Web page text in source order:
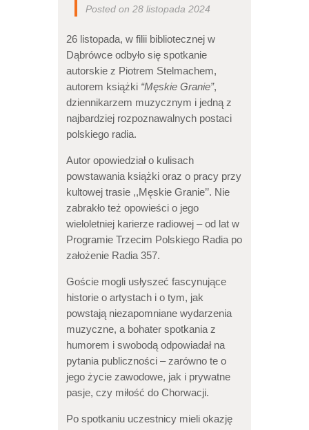
Posted on 28 listopada 2024
26 listopada, w filii bibliotecznej w
Dąbrówce odbyło się spotkanie
autorskie z Piotrem Stelmachem,
autorem książki “Męskie Granie”,
dziennikarzem muzycznym i jedną z
najbardziej rozpoznawalnych postaci
polskiego radia.
Autor opowiedział o kulisach
powstawania książki oraz o pracy przy
kultowej trasie ,,Męskie Granie’’. Nie
zabrakło też opowieści o jego
wieloletniej karierze radiowej – od lat w
Programie Trzecim Polskiego Radia po
założenie Radia 357.
Goście mogli usłyszeć fascynujące
historie o artystach i o tym, jak
powstają niezapomniane wydarzenia
muzyczne, a bohater spotkania z
humorem i swobodą odpowiadał na
pytania publiczności – zarówno te o
jego życie zawodowe, jak i prywatne
pasje, czy miłość do Chorwacji.
Po spotkaniu uczestnicy mieli okazję